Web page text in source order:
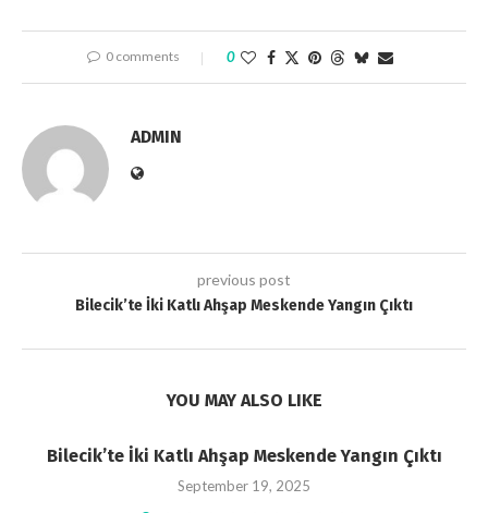
0 comments 0
ADMIN
previous post
Bilecik’te İki Katlı Ahşap Meskende Yangın Çıktı
YOU MAY ALSO LIKE
Bilecik’te İki Katlı Ahşap Meskende Yangın Çıktı
September 19, 2025